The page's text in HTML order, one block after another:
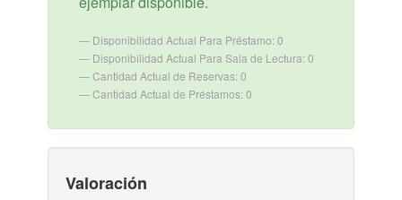
Disponibilidad Actual Para Préstamo: 0
Disponibilidad Actual Para Sala de Lectura: 0
Cantidad Actual de Reservas: 0
Cantidad Actual de Préstamos: 0
Valoración